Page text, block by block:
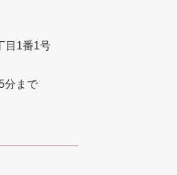
目1番1号
分まで